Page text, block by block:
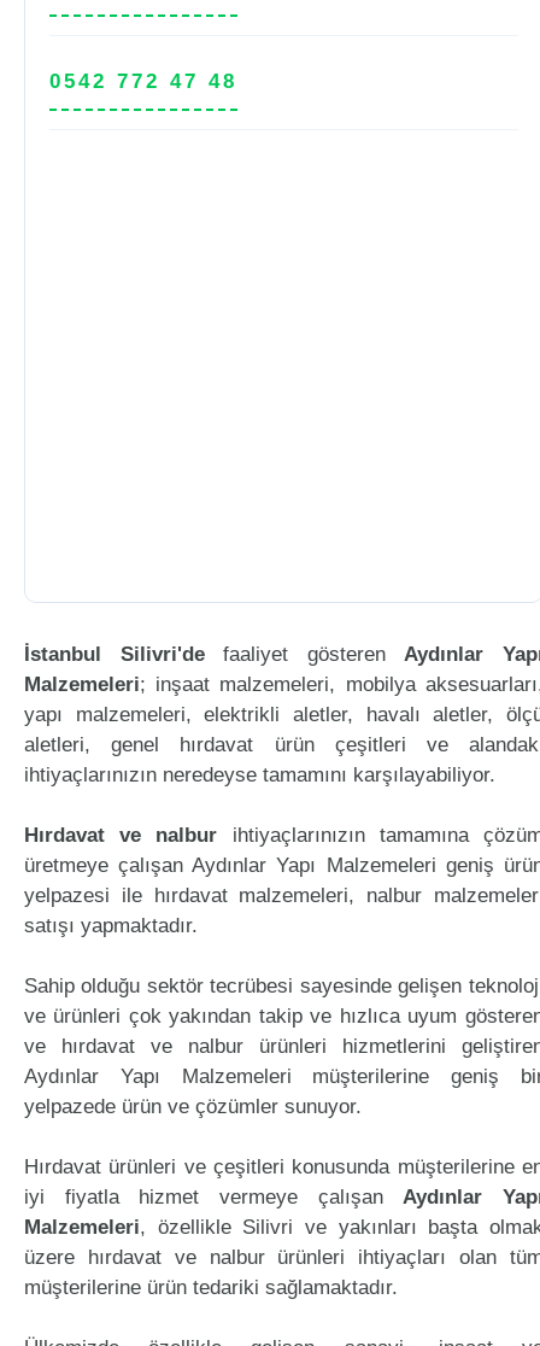
0542 772 47 48
İstanbul Silivri'defaaliyet gösterenAydınlar
Malzemeleri; inşaat malzemeleri, mobilya
yapı malzemeleri, elektrikli aletler, havalı aletler,
aletleri, genel hırdavat ürün çeşitleri ve
ihtiyaçlarınızın neredeyse tamamını karşılayabiliyor.
Hırdavat ve nalbur ihtiyaçlarınızın tamamına
üretmeye çalışan Aydınlar Yapı Malzemeleri geniş
yelpazesi ile hırdavat malzemeleri, nalbur
satışı yapmaktadır.
Sahip olduğu sektör tecrübesi sayesinde gelişen
ve ürünleri çok yakından takip ve hızlıca uyum
ve hırdavat ve nalbur ürünleri hizmetlerini
Aydınlar Yapı Malzemeleri müşterilerine geniş
yelpazede ürün ve çözümler sunuyor.
Hırdavat ürünleri ve çeşitleri konusunda müşterilerine
iyi fiyatla hizmet vermeye çalışanAydınlar
Malzemeleri, özellikle Silivri ve yakınları başta
üzere hırdavat ve nalbur ürünleri ihtiyaçları olan
müşterilerine ürün tedariki sağlamaktadır.